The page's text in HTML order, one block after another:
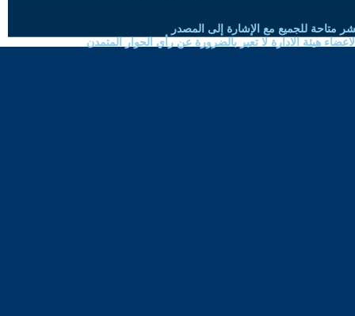
متاحة للجميع مع الإشارة إلى المصدر
هيئة الادارة لا تعبر بالضرورة عن رأي الحوار المتمدن